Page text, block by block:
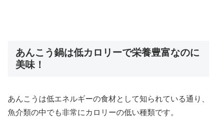
あんこう鍋は低カロリーで栄養豊富なのに
美味！
あんこうは低エネルギーの食材として知られている通り、
魚介類の中でも非常にカロリーの低い種類です。